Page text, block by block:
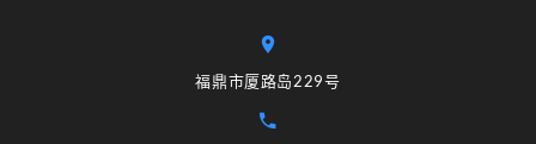
福鼎市厦路岛229号